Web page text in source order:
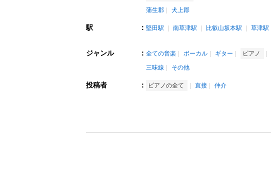
蒲生郡
犬上郡
駅 ： 堅田駅 南草津駅 比叡山坂本駅 草津駅
ジャンル ： 全ての音楽 ボーカル ギター ピアノ
三味線
その他
投稿者 ： ピアノの全て 直接 仲介